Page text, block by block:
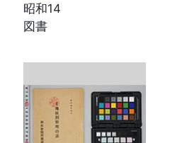
昭和14
図書